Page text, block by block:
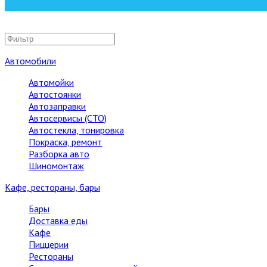
Автомобили
Автомойки
Автостоянки
Автозаправки
Автосервисы (СТО)
Автостекла, тонировка
Покраска, ремонт
Разборка авто
Шиномонтаж
Кафе, рестораны, бары
Бары
Доставка еды
Кафе
Пиццерии
Рестораны